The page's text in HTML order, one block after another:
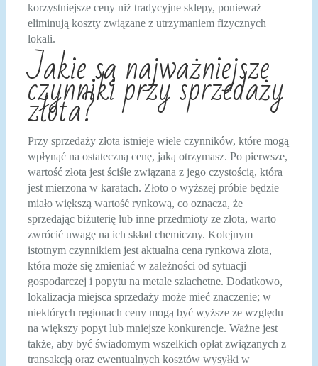
korzystniejsze ceny niż tradycyjne sklepy, ponieważ
eliminują koszty związane z utrzymaniem fizycznych
lokali.
Jakie są najważniejsze
czynniki przy sprzedaży
złota?
Przy sprzedaży złota istnieje wiele czynników, które mogą
wpłynąć na ostateczną cenę, jaką otrzymasz. Po pierwsze,
wartość złota jest ściśle związana z jego czystością, która
jest mierzona w karatach. Złoto o wyższej próbie będzie
miało większą wartość rynkową, co oznacza, że
sprzedając biżuterię lub inne przedmioty ze złota, warto
zwrócić uwagę na ich skład chemiczny. Kolejnym
istotnym czynnikiem jest aktualna cena rynkowa złota,
która może się zmieniać w zależności od sytuacji
gospodarczej i popytu na metale szlachetne. Dodatkowo,
lokalizacja miejsca sprzedaży może mieć znaczenie; w
niektórych regionach ceny mogą być wyższe ze względu
na większy popyt lub mniejsze konkurencje. Ważne jest
także, aby być świadomym wszelkich opłat związanych z
transakcją oraz ewentualnych kosztów wysyłki w